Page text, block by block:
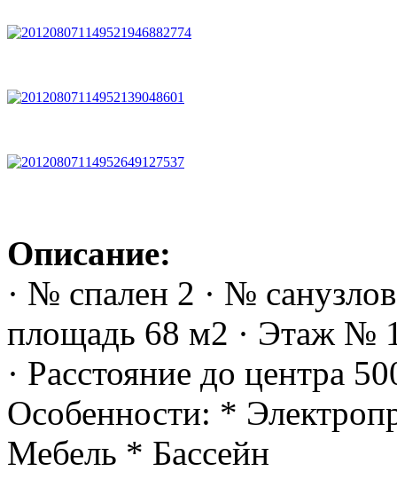
Описание:
· № спален 2 · №
площадь 68 м2 · Этаж №
· Расстояние до центра
Особенности: *
Мебель * Бассейн